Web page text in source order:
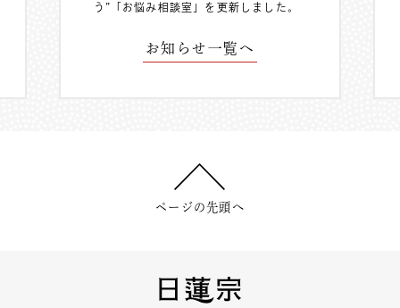
う”「お悩み相談室」を更新しました。
お知らせ一覧へ
ページの先頭へ